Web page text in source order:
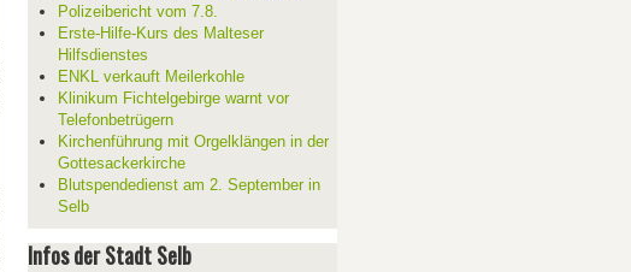
Polizeibericht vom 7.8.
Erste-Hilfe-Kurs des Malteser
Hilfsdienstes
ENKL verkauft Meilerkohle
Klinikum Fichtelgebirge warnt vor
Telefonbetrügern
Kirchenführung mit Orgelklängen in der
Gottesackerkirche
Blutspendedienst am 2. September in
Selb
Infos der Stadt Selb